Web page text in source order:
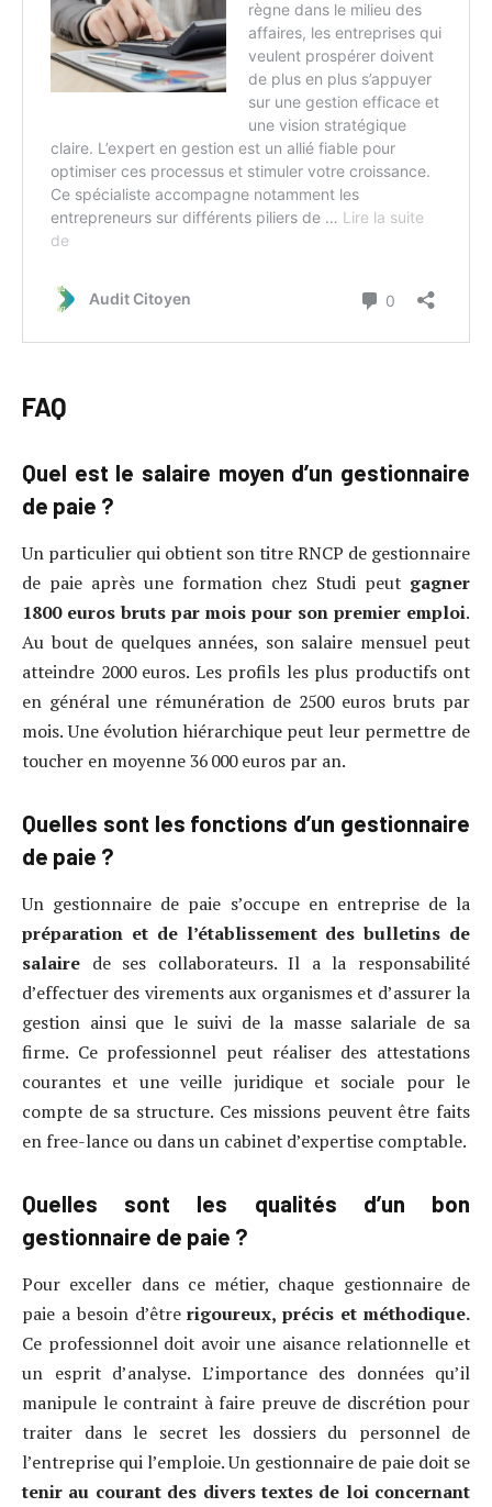
FAQ
Quel est le salaire moyen d’un gestionnaire
de paie ?
Un particulier qui obtient son titre RNCP de gestionnaire
de paie après une formation chez Studi peut gagner
1800 euros bruts par mois pour son premier emploi.
Au bout de quelques années, son salaire mensuel peut
atteindre 2000 euros. Les profils les plus productifs ont
en général une rémunération de 2500 euros bruts par
mois. Une évolution hiérarchique peut leur permettre de
toucher en moyenne 36 000 euros par an.
Quelles sont les fonctions d’un gestionnaire
de paie ?
Un gestionnaire de paie s’occupe en entreprise de la
préparation et de l’établissement des bulletins de
salaire de ses collaborateurs. Il a la responsabilité
d’effectuer des virements aux organismes et d’assurer la
gestion ainsi que le suivi de la masse salariale de sa
firme. Ce professionnel peut réaliser des attestations
courantes et une veille juridique et sociale pour le
compte de sa structure. Ces missions peuvent être faits
en free-lance ou dans un cabinet d’expertise comptable.
Quelles sont les qualités d’un bon
gestionnaire de paie ?
Pour exceller dans ce métier, chaque gestionnaire de
paie a besoin d’êtrerigoureux, précis et méthodique.
Ce professionnel doit avoir une aisance relationnelle et
un esprit d’analyse. L’importance des données qu’il
manipule le contraint à faire preuve de discrétion pour
traiter dans le secret les dossiers du personnel de
l’entreprise qui l’emploie. Un gestionnaire de paie doit se
tenir au courant des divers textes de loi concernant